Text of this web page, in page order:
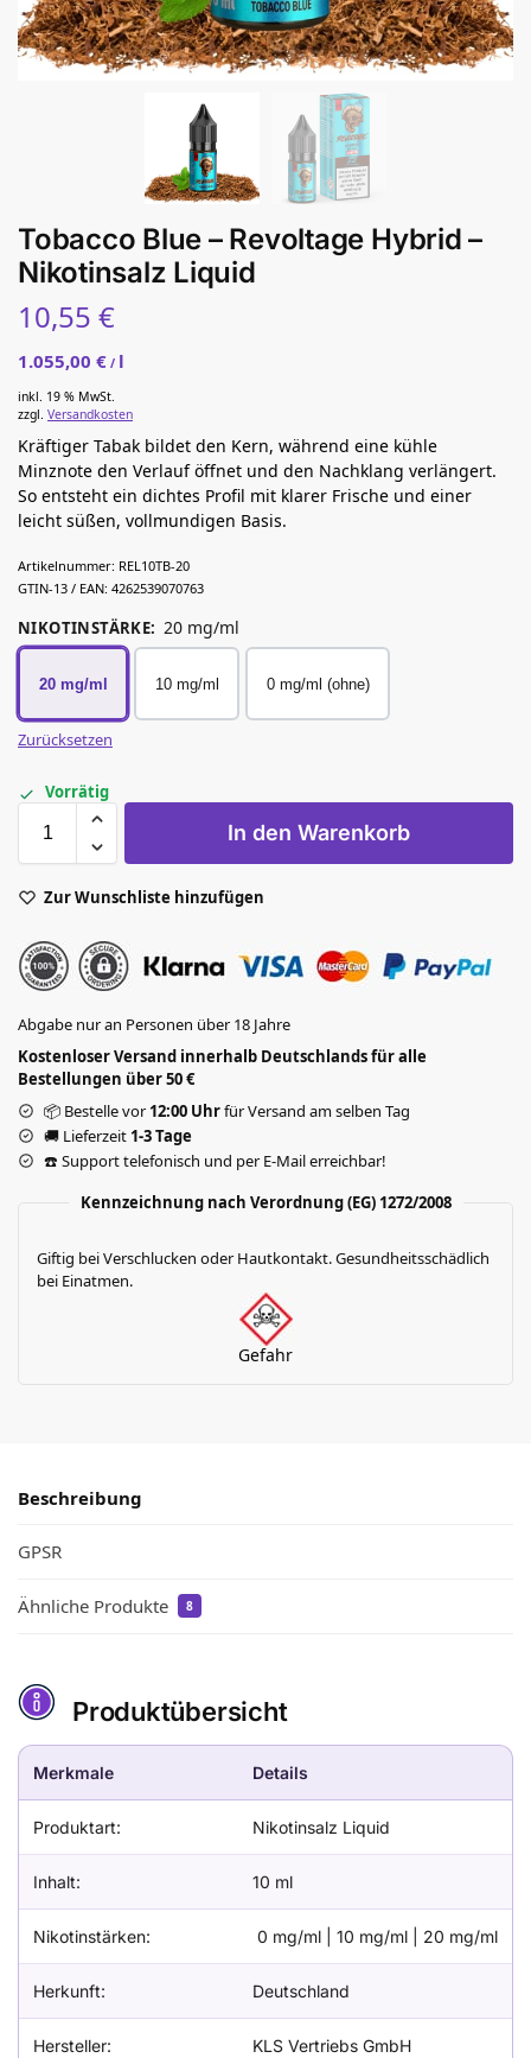
Tobacco Blue – Revoltage Hybrid –
Nikotinsalz Liquid
10,55 €
1.055,00 € / l
inkl. 19 % MwSt.
zzgl. Versandkosten
Kräftiger Tabak bildet den Kern, während eine kühle
Minznote den Verlauf öffnet und den Nachklang verlängert.
So entsteht ein dichtes Profil mit klarer Frische und einer
leicht süßen, vollmundigen Basis.
Artikelnummer: REL10TB-20
GTIN-13 / EAN: 4262539070763
NIKOTINSTÄRKE: 20 mg/ml
20 mg/ml 10 mg/ml 0 mg/ml (ohne)
Zurücksetzen
Vorrätig
In den Warenkorb
Zur Wunschliste hinzufügen
Abgabe nur an Personen über 18 Jahre
Kostenloser Versand innerhalb Deutschlands für alle
Bestellungen über 50 €
📦 Bestelle vor12:00 Uhrfür Versand am selben Tag
🚚 Lieferzeit 1-3 Tage
☎️ Support telefonisch und per E-Mail erreichbar!
Kennzeichnung nach Verordnung (EG) 1272/2008
Giftig bei Verschlucken oder Hautkontakt. Gesundheitsschädlich
bei Einatmen.
Gefahr
Beschreibung
GPSR
Ähnliche Produkte 8
Produktübersicht
Merkmale Details
Produktart: Nikotinsalz Liquid
Inhalt: 10 ml
Nikotinstärken: 0 mg/ml | 10 mg/ml | 20 mg/ml
Herkunft: Deutschland
Hersteller: KLS Vertriebs GmbH